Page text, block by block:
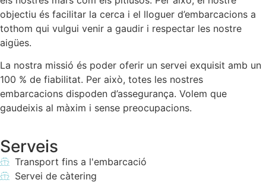
objectiu és facilitar la cerca i el lloguer d’embarcacions a
tothom qui vulgui venir a gaudir i respectar les nostre
aigües.
La nostra missió és poder oferir un servei exquisit amb un
100 % de fiabilitat. Per això, totes les nostres
embarcacions dispoden d’assegurança. Volem que
gaudeixis al màxim i sense preocupacions.
Serveis
Transport fins a l'embarcació
Servei de càtering